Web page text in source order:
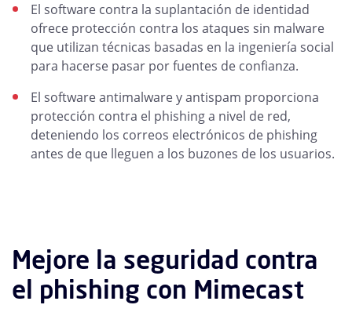
El software contra la suplantación de identidad
ofrece protección contra los ataques sin malware
que utilizan técnicas basadas en la ingeniería social
para hacerse pasar por fuentes de confianza.
El software antimalware y antispam proporciona
protección contra el phishing a nivel de red,
deteniendo los correos electrónicos de phishing
antes de que lleguen a los buzones de los usuarios.
Mejore la seguridad contra
el phishing con Mimecast